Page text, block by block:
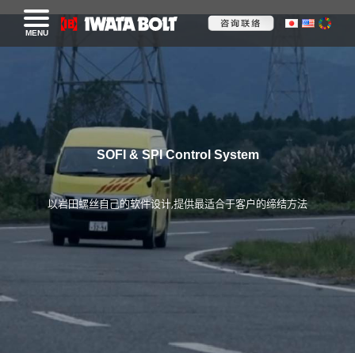
MENU
SOFI & SPI Control System
以岩田螺丝自己的软件设计,提供最适合于客户的缔结方法